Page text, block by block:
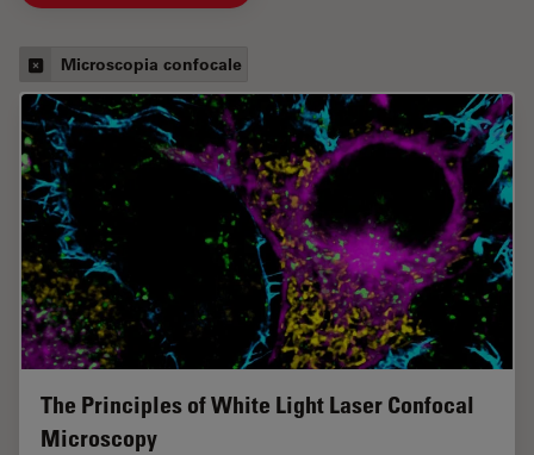
Microscopia confocale
The Principles of White Light Laser Confocal
Microscopy